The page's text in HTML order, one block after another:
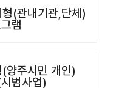
(관내기관,단체)
램
양주시민 개인)
범사업)